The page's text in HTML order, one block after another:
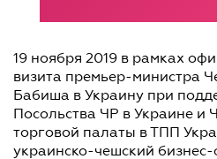
19 ноября 2019 в рамках
визита премьер-министра
Бабиша в Украину при
Посольства ЧР в Украине и
торговой палаты в ТПП
украинско-чешский